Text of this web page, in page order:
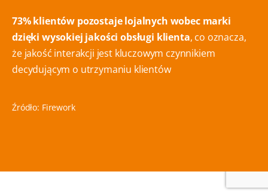
73% klientów pozostaje lojalnych wobec marki
dzięki wysokiej jakości obsługi klienta, co oznacza,
że jakość interakcji jest kluczowym czynnikiem
decydującym o utrzymaniu klientów
Źródło: Firework